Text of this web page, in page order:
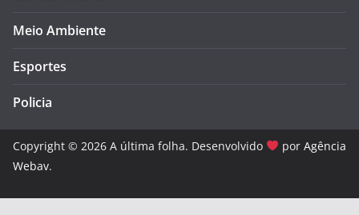
Meio Ambiente
Esportes
Policia
Copyright © 2026 A última folha. Desenvolvido por Agência
Webav.